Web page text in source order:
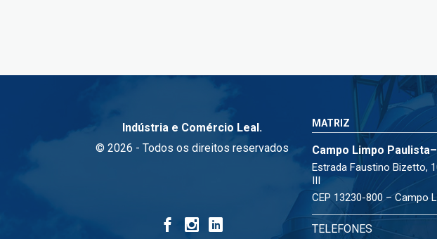
Indústria e Comércio Leal.
© 2026 - Todos os direitos reservados
MATRIZ
Campo Limpo
Estrada Faustino Bizetto,
III
CEP 13230-800 – Campo
TELEFONES